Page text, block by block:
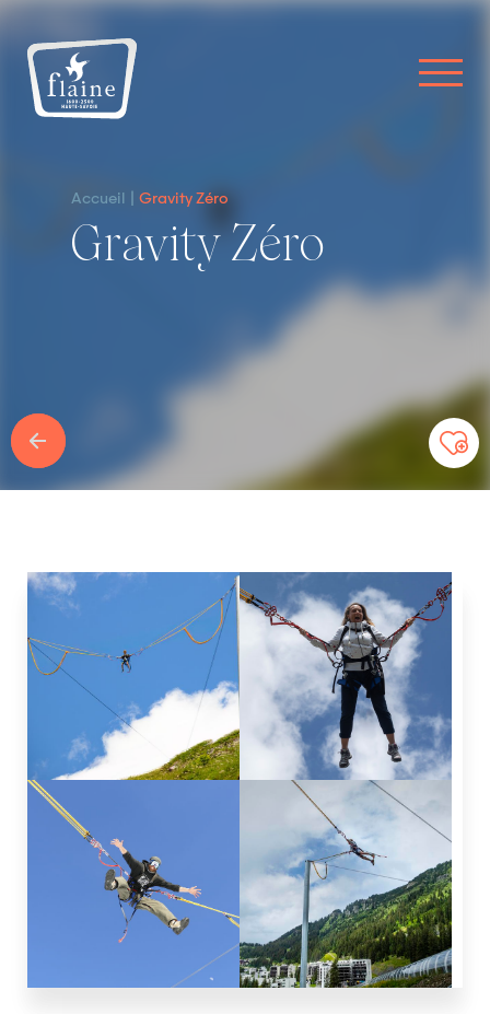
Accueil Gravity Zéro
Gravity Zéro